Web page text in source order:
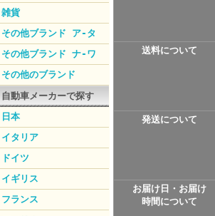
雑貨
その他ブランド ア-タ
その他ブランド ナ-ワ
その他のブランド
自動車メーカーで探す
日本
イタリア
ドイツ
イギリス
フランス
送料について
発送について
お届け日・お届け
時間について